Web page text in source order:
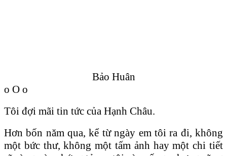
Bảo Huân
o O o
Tôi đợi mãi tin tức của Hạnh Châu.
Hơn bốn năm qua, kể từ ngày em tôi ra đi, không
một bức thư, không một tấm ảnh hay một chi tiết